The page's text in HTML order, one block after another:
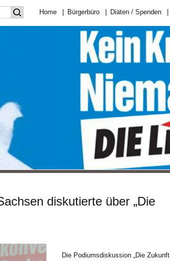
Home Bürgerbüro Diäten / Spenden
diskutierte über „Die
Die Podiumsdiskussion „Die Zukunft